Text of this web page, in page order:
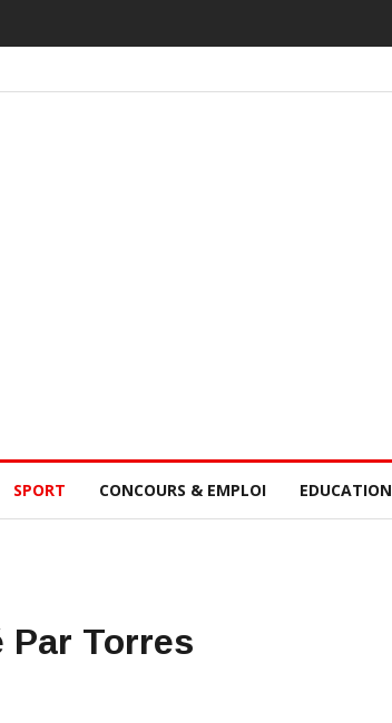
COLLECTIVE DES SÉNÉGALAIS
SPORT CONCOURS & EMPLOI EDUCATION
Torres